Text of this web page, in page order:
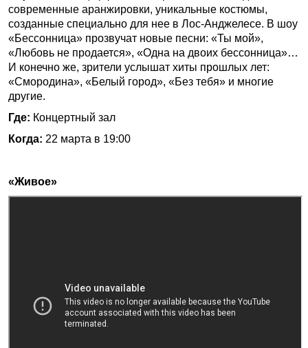
современные аранжировки, уникальные костюмы,
созданные специально для нее в Лос-Анджелесе. В шоу
«Бессонница» прозвучат новые песни: «Ты мой»,
«Любовь не продается», «Одна на двоих бессонница»…
И конечно же, зрители услышат хиты прошлых лет:
«Смородина», «Белый город», «Без тебя» и многие
другие.
Где: Концертный зал
Когда: 22 марта в 19:00
«Живое»